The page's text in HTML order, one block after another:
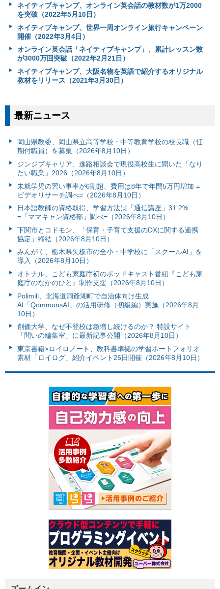
ネイティブキャンプ、オンライン英会話の教材数が1万2000
を突破（2022年5月10日）
ネイティブキャンプ、世界一周オンライン旅行キャンペーン
開催（2022年3月4日）
オンライン英会話「ネイティブキャンプ」、累計レッスン数
が3000万回突破（2022年2月21日）
ネイティブキャンプ、大阪名物を英語で紹介するオリジナル
教材をリリース（2021年3月30日）
最新ニュース
岡山県教委、岡山県立高等学校・中等教育学校の校長職（任
期付職員）を募集（2026年8月10日）
ジンジブキャリア、進路相談会で現役高校生に聞いた「なり
たい職業」2026（2026年8月10日）
未就学児の習い事率が6割超、費用は8年で年間5万円増加 =
ビデオリサーチ調べ=（2026年8月10日）
日本語教師の資格取得、学習方法は「通信講座」31.2%
=「ママキャン資格部」調べ=（2026年8月10日）
下関市とコドモン、「保育・子育て支援のDXに関する連携
協定」締結（2026年8月10日）
みんがく、栃木県矢板市の全小・中学校に「スクールAI」を
導入（2026年8月10日）
オトナル、こども家庭庁初のポッドキャスト番組『こども家
庭庁のなかのひと』制作支援（2026年8月10日）
Polimill、北海道洞爺湖町で自治体向け生成
AI「QommonsAI」の活用研修（初級編）実施（2026年8月
10日）
創価大学、なぜ不登校は急増し続けるのか？ 特設サイト
「問いの編集室」に最新記事公開（2026年8月10日）
東京書籍×ロイロノート、教科書準拠の学習ポートフォリオ
素材「ロイログ」紹介イベント26日開催（2026年8月10日）